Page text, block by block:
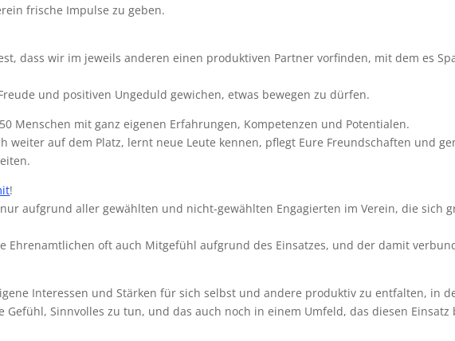
frische Impulse zu geben.
dass wir im jeweils anderen einen produktiven Partner vorfinden, mit dem es
und positiven Ungeduld gewichen, etwas bewegen zu dürfen.
Menschen mit ganz eigenen Erfahrungen, Kompetenzen und Potentialen.
weiter auf dem Platz, lernt neue Leute kennen, pflegt Eure Freundschaften und
!
aufgrund aller gewählten und nicht-gewählten Engagierten im Verein, die sich
Ehrenamtlichen oft auch Mitgefühl aufgrund des Einsatzes, und der damit
Interessen und Stärken für sich selbst und andere produktiv zu entfalten, in
Sinnvolles zu tun, und das auch noch in einem Umfeld, das diesen